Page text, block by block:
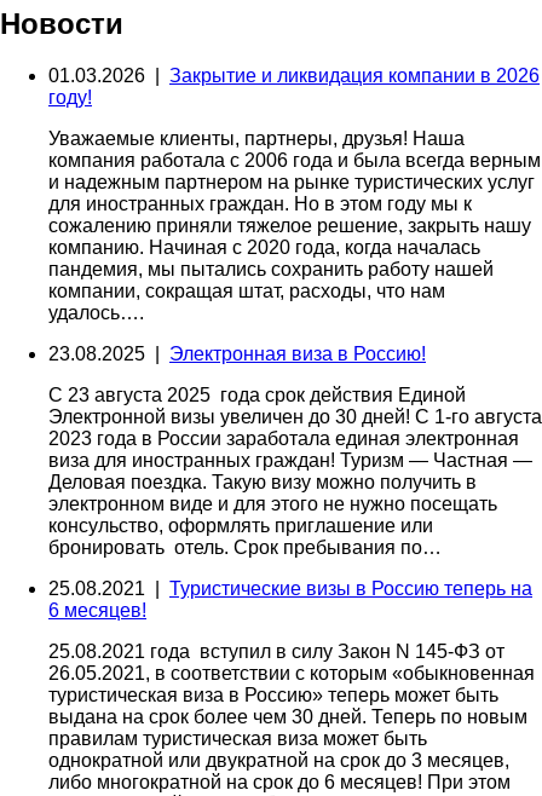
Новости
01.03.2026 | Закрытие и ликвидация компании в 2026
году!
Уважаемые клиенты, партнеры, друзья! Наша
компания работала с 2006 года и была всегда верным
и надежным партнером на рынке туристических услуг
для иностранных граждан. Но в этом году мы к
сожалению приняли тяжелое решение, закрыть нашу
компанию. Начиная с 2020 года, когда началась
пандемия, мы пытались сохранить работу нашей
компании, сокращая штат, расходы, что нам
удалось….
23.08.2025 | Электронная виза в Россию!
С 23 августа 2025 года срок действия Единой
Электронной визы увеличен до 30 дней! С 1-го августа
2023 года в России заработала единая электронная
виза для иностранных граждан! Туризм — Частная —
Деловая поездка. Такую визу можно получить в
электронном виде и для этого не нужно посещать
консульство, оформлять приглашение или
бронировать отель. Срок пребывания по…
25.08.2021 | Туристические визы в Россию теперь на
6 месяцев!
25.08.2021 года вступил в силу Закон N 145-ФЗ от
26.05.2021, в соответствии с которым «обыкновенная
туристическая виза в Россию» теперь может быть
выдана на срок более чем 30 дней. Теперь по новым
правилам туристическая виза может быть
однократной или двукратной на срок до 3 месяцев,
либо многократной на срок до 6 месяцев! При этом